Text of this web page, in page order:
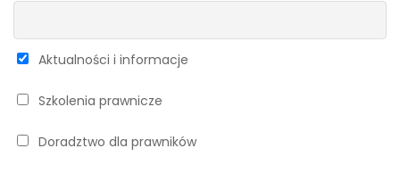
Aktualności i informacje
Szkolenia prawnicze
Doradztwo dla prawników